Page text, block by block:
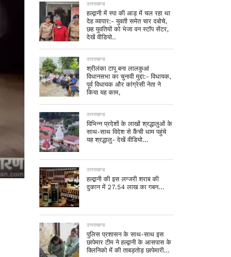
उत्तराखण्ड
हल्द्वानी में स्पा की आड़ में चल रहा था
देह व्यापार:- युवती समेत चार दबोचे,
छह युवतियों को भेजा वन स्टॉप सेंटर,
देखें वीडियो..
उत्तराखण्ड
श्रीलंका टापू बना लालकुआं
विधानसभा का चुनावी मुद्दा:- विधायक,
पूर्व विधायक और कांग्रेसी नेता ने
किया यह काम,
उत्तराखण्ड
विभिन्न प्रदेशों के लाखों श्रद्धालुओं के
साथ-साथ विदेश से कैंची धाम पहुंचे
यह श्रद्धालु- देखें वीडियो…
उत्तराखण्ड
हल्द्वानी की इस लग्जरी शराब की
दुकान में 27.54 लाख का गबन…
उत्तराखण्ड
पुलिस प्रशासन के साथ-साथ इस
छापेमार टीम ने हल्द्वानी के आसपास के
क्लिनिको में की ताबड़तोड़ छापेमारी…